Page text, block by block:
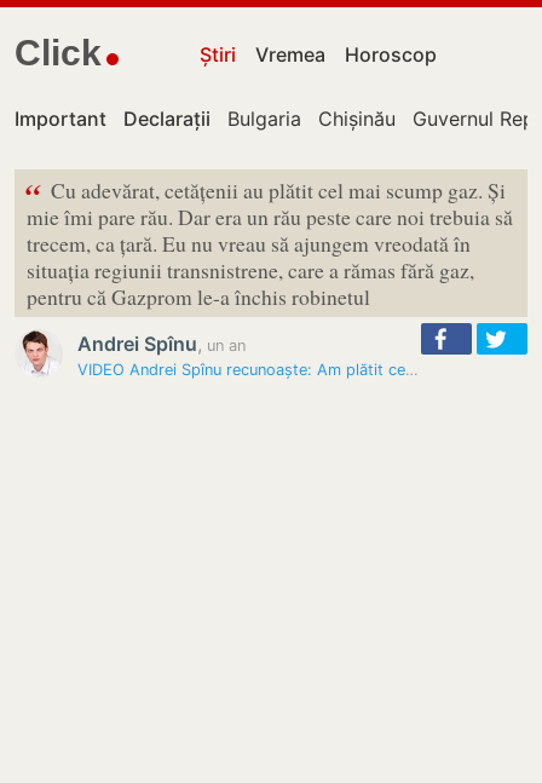
Click Știri Vremea Horoscop
Important Declarații Bulgaria Chișinău Guvernul
“ Cu adevărat, cetățenii au plătit cel mai scump gaz. Și
mie îmi pare rău. Dar era un rău peste care noi trebuia să
trecem, ca țară. Eu nu vreau să ajungem vreodată în
situația regiunii transnistrene, care a rămas fără gaz,
pentru că Gazprom le-a închis robinetul
Andrei Spînu, un an
VIDEO Andrei Spînu recunoaște: Am plătit cel mai scump gaz și îmi pare…